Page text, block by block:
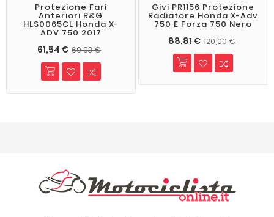
Protezione Fari
Anteriori R&G
HLS0065CL Honda X-
ADV 750 2017
61,54 € 69,93 €
Givi PR1156 Protezione
Radiatore Honda X-Adv
750 E Forza 750 Nero
88,81 € 120,00 €